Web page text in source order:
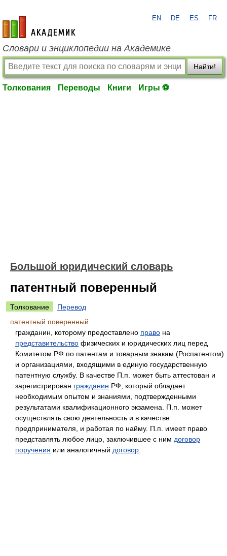
academic.ru
EN DE ES FR
Словари и энциклопедии на Академике
Найти!
Толкования Переводы Книги Игры ⚽
Большой юридический словарь
патентный поверенный
Толкование
Перевод
патентный поверенный
гражданин, которому предоставлено право на
представительство физических и юридических лиц перед
Комитетом РФ по патентам и товарным знакам (Роспатентом)
и организациями, входящими в единую государственную
патентную службу. В качестве П.п. может быть аттестован и
зарегистрирован гражданин РФ, который обладает
необходимым опытом и знаниями, подтвержденными
результатами квалификационного экзамена. П.п. может
осуществлять свою деятельность и в качестве
предпринимателя, и работая по найму. П.п. имеет право
представлять любое лицо, заключившее с ним договор
поручения или аналогичный договор